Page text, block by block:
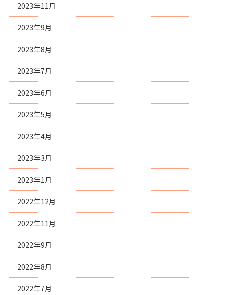
2023年11月
2023年9月
2023年8月
2023年7月
2023年6月
2023年5月
2023年4月
2023年3月
2023年1月
2022年12月
2022年11月
2022年9月
2022年8月
2022年7月